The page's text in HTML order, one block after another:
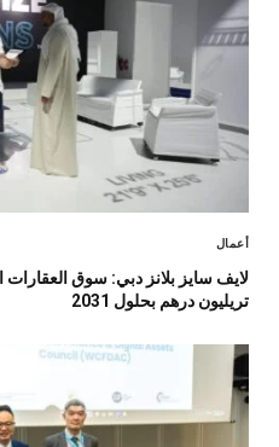
أعمال
تريليون درهم بحلول 2031